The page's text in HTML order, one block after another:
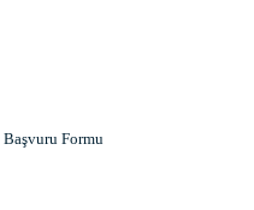
Formu